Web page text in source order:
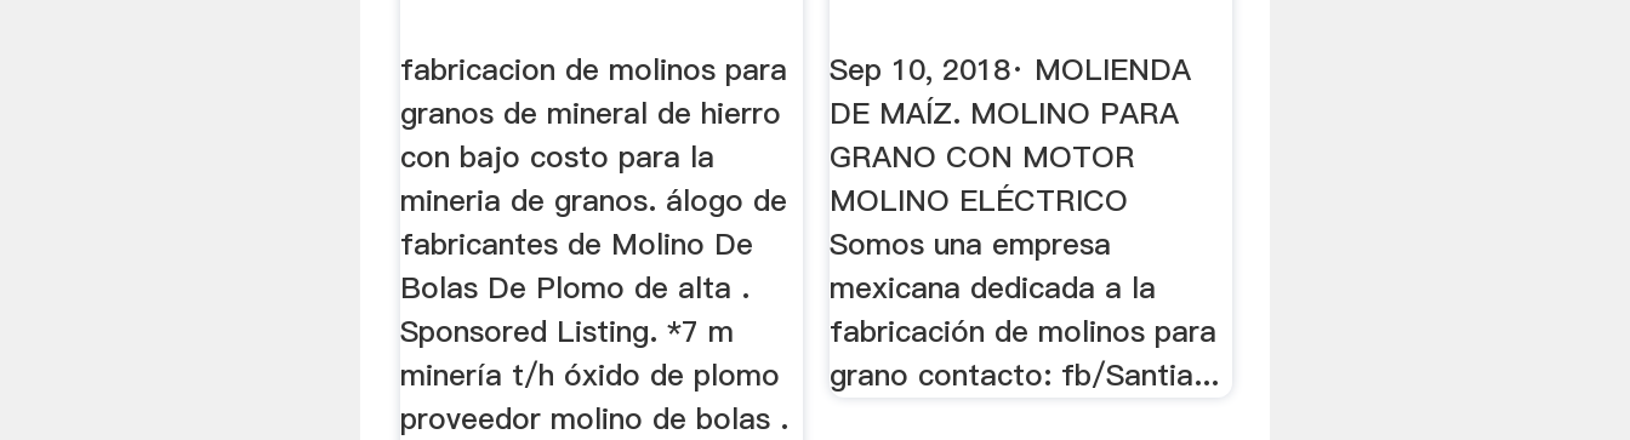
fabricacion de molinos para
granos de mineral de hierro
con bajo costo para la
mineria de granos. álogo de
fabricantes de Molino De
Bolas De Plomo de alta .
Sponsored Listing. *7 m
minería t/h óxido de plomo
proveedor molino de bolas .
Sep 10, 2018· MOLIENDA
DE MAÍZ. MOLINO PARA
GRANO CON MOTOR
MOLINO ELÉCTRICO
Somos una empresa
mexicana dedicada a la
fabricación de molinos para
grano contacto: fb/Santia...